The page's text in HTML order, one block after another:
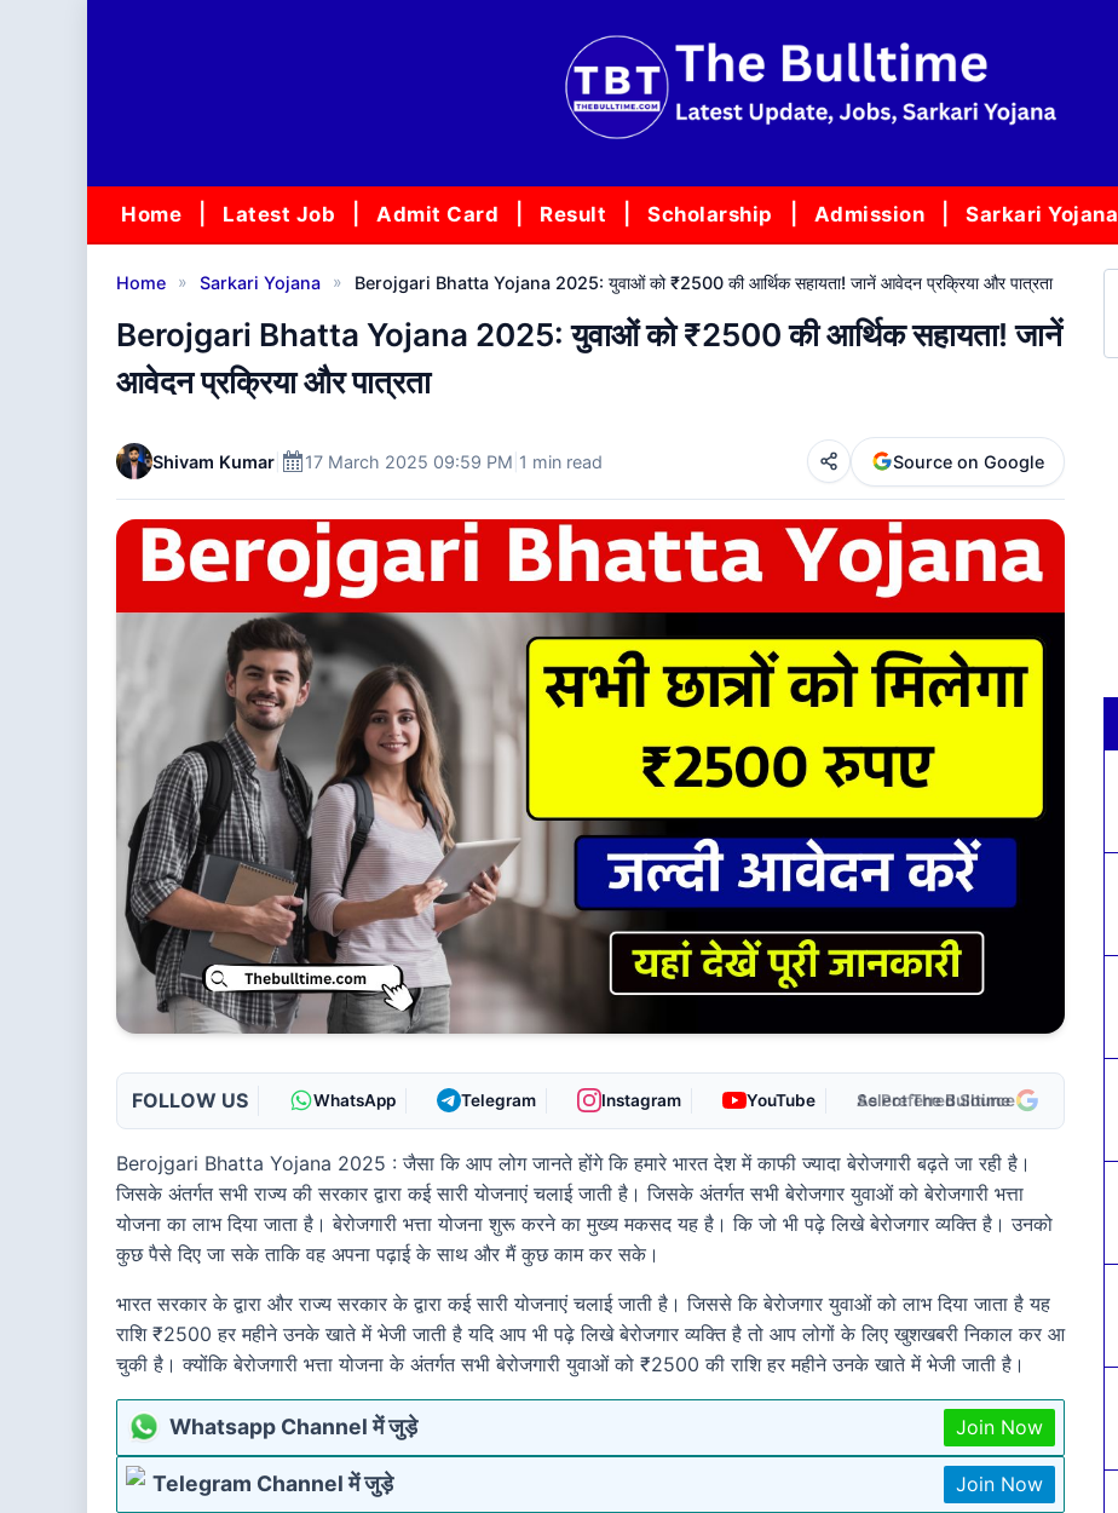
Home Latest Job Admit Card Result Scholarship Admission Sarkari Yojana
Home » Sarkari Yojana » Berojgari Bhatta Yojana 2025: युवाओं को ₹2500 की आर्थिक सहायता! जानें आवेदन प्रक्रिया और पात्रता
Berojgari Bhatta Yojana 2025: युवाओं को ₹2500 की आर्थिक सहायता! जानें
आवेदन प्रक्रिया और पात्रता
Shivam Kumar 17 March 2025 09:59 PM 1 min read Source on Google
FOLLOW US WhatsApp Telegram Instagram YouTube As Preferred Source
Berojgari Bhatta Yojana 2025 : जैसा कि आप लोग जानते होंगे कि हमारे भारत देश में काफी ज्यादा बेरोजगारी बढ़ते जा रही है।
जिसके अंतर्गत सभी राज्य की सरकार द्वारा कई सारी योजनाएं चलाई जाती है। जिसके अंतर्गत सभी बेरोजगार युवाओं को बेरोजगारी भत्ता
योजना का लाभ दिया जाता है। बेरोजगारी भत्ता योजना शुरू करने का मुख्य मकसद यह है। कि जो भी पढ़े लिखे बेरोजगार व्यक्ति है। उनको
कुछ पैसे दिए जा सके ताकि वह अपना पढ़ाई के साथ और मैं कुछ काम कर सके।
भारत सरकार के द्वारा और राज्य सरकार के द्वारा कई सारी योजनाएं चलाई जाती है। जिससे कि बेरोजगार युवाओं को लाभ दिया जाता है यह
राशि ₹2500 हर महीने उनके खाते में भेजी जाती है यदि आप भी पढ़े लिखे बेरोजगार व्यक्ति है तो आप लोगों के लिए खुशखबरी निकाल कर आ
चुकी है। क्योंकि बेरोजगारी भत्ता योजना के अंतर्गत सभी बेरोजगारी युवाओं को ₹2500 की राशि हर महीने उनके खाते में भेजी जाती है।
Whatsapp Channel में जुड़े Join Now
Telegram Channel में जुड़े Join Now